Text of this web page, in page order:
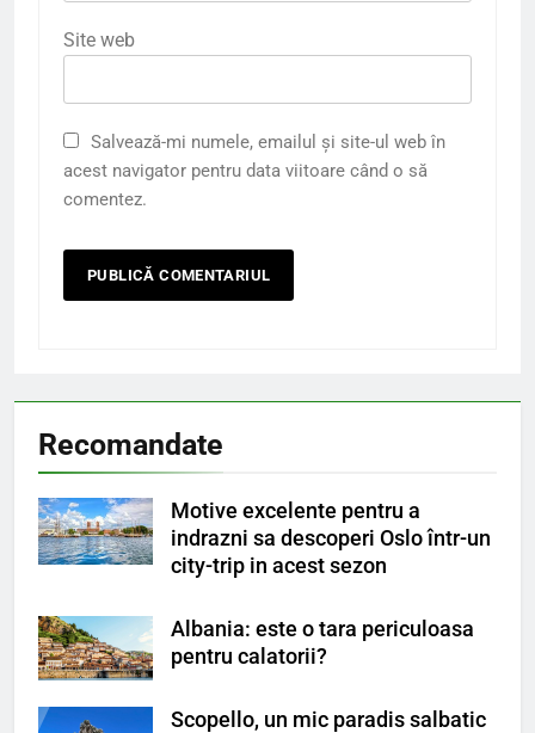
Site web
Salvează-mi numele, emailul și site-ul web în
acest navigator pentru data viitoare când o să
comentez.
Recomandate
Motive excelente pentru a
indrazni sa descoperi Oslo într-un
city-trip in acest sezon
Albania: este o tara periculoasa
pentru calatorii?
Scopello, un mic paradis salbatic